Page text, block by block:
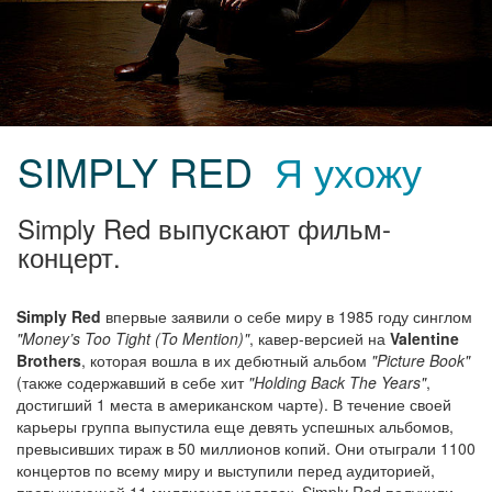
SIMPLY RED Я ухожу
Simply Red выпускают фильм-
концерт.
Simply Red впервые заявили о себе миру в 1985 году синглом
"Money’s Too Tight (To Mention)", кавер-версией на Valentine
Brothers, которая вошла в их дебютный альбом "Picture Book"
(также содержавший в себе хит "Holding Back The Years",
достигший 1 места в американском чарте). В течение своей
карьеры группа выпустила еще девять успешных альбомов,
превысивших тираж в 50 миллионов копий. Они отыграли 1100
концертов по всему миру и выступили перед аудиторией,